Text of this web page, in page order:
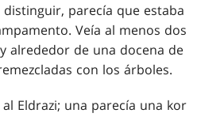
parecía que estaba
Veía al menos dos
alrededor de una docena de
con los árboles.
Eldrazi; una parecía una kor